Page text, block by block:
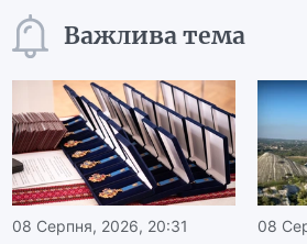
Важлива тема
08 Серпня, 2026, 20:31 08